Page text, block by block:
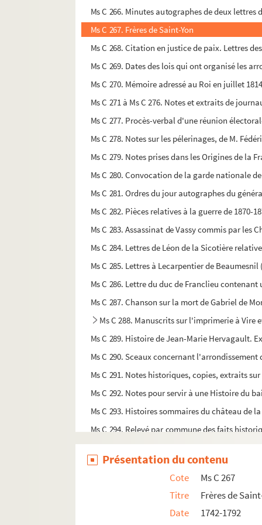
Ms C 266. Minutes autographes de deux
Ms C 267. Frères de Saint-Yon
Ms C 268. Citation en justice de paix. Lettres
Ms C 269. Dates des lois qui ont organisé les
Ms C 270. Mémoire adressé au Roi en juillet
Ms C 271 à Ms C 276. Notes et extraits de
Ms C 277. Procès-verbal d'une réunion
Ms C 278. Notes sur les pélerinages, de M.
Ms C 279. Notes prises dans les Origines de
Ms C 280. Convocation de la garde nationale
Ms C 281. Ordres du jour autographes du
Ms C 282. Pièces relatives à la guerre de 1870-
Ms C 283. Assassinat de Vassy commis par les
Ms C 284. Lettres de Léon de la Sicotière
Ms C 285. Lettres à Lecarpentier de
Ms C 286. Lettre du duc de Franclieu
Ms C 287. Chanson sur la mort de Gabriel de
Ms C 288. Manuscrits sur l'imprimerie à Vire
Ms C 289. Histoire de Jean-Marie Hervagault.
Ms C 290. Sceaux concernant
Ms C 291. Notes historiques, copies, extraits
Ms C 292. Notes pour servir à une Histoire du
Ms C 293. Histoires sommaires du château de
Ms C 294. Relevé par commune des faits
Ms C 295. Actes notariés concernant les
Ms C 296. Copies de pièce concernant une
Ms C 297. Copie de l'Arrêt du Conseil privé
Ms C 298. Sentence en bailliage de Vire :
Ms C 299. Aveu au roi, pour son domaine en
Présentation du contenu
Cote
Ms C 267
Titre
Frères de
Date
1742-1792